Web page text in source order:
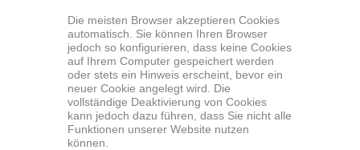
Die meisten Browser akzeptieren Cookies
automatisch. Sie können Ihren Browser
jedoch so konfigurieren, dass keine Cookies
auf Ihrem Computer gespeichert werden
oder stets ein Hinweis erscheint, bevor ein
neuer Cookie angelegt wird. Die
vollständige Deaktivierung von Cookies
kann jedoch dazu führen, dass Sie nicht alle
Funktionen unserer Website nutzen
können.